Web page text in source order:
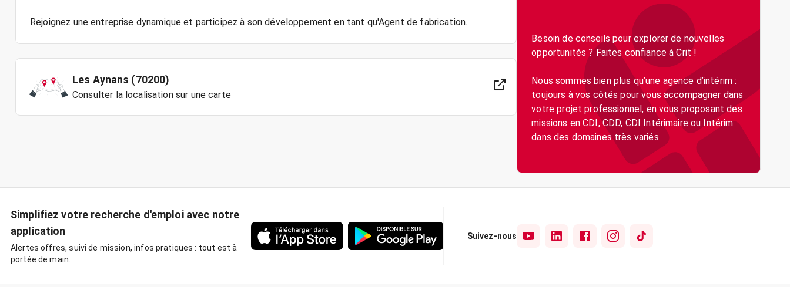
Les Aynans (70200)
Consulter la localisation sur une carte
Besoin de conseils pour explorer de nouvelles
opportunités ? Faites confiance à Crit !
Nous sommes bien plus qu’une agence d’intérim :
toujours à vos côtés pour vous accompagner dans
votre projet professionnel, en vous proposant des
missions en CDI, CDD, CDI Intérimaire ou Intérim
dans des domaines très variés.
Simplifiez votre recherche d'emploi avec notre
application
Alertes offres, suivi de mission, infos pratiques : tout est à
portée de main.
Suivez-nous